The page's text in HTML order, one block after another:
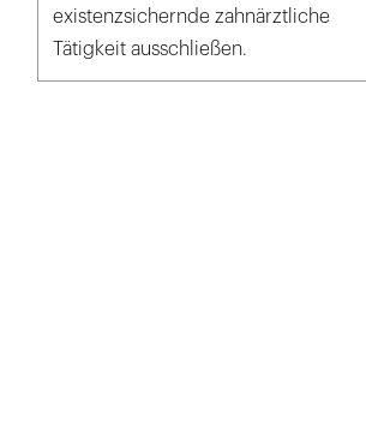
existenzsichernde zahnärztliche
Tätigkeit ausschließen.